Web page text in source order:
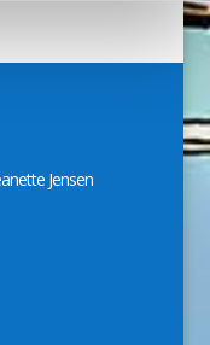
Jensen